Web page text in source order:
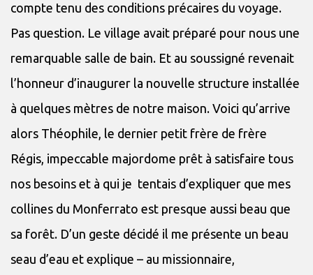
compte tenu des conditions précaires du voyage.
Pas question. Le village avait préparé pour nous une
remarquable salle de bain. Et au soussigné revenait
l’honneur d’inaugurer la nouvelle structure installée
à quelques mètres de notre maison. Voici qu’arrive
alors Théophile, le dernier petit frère de frère
Régis, impeccable majordome prêt à satisfaire tous
nos besoins et à qui je tentais d’expliquer que mes
collines du Monferrato est presque aussi beau que
sa forêt. D’un geste décidé il me présente un beau
seau d’eau et explique – au missionnaire,